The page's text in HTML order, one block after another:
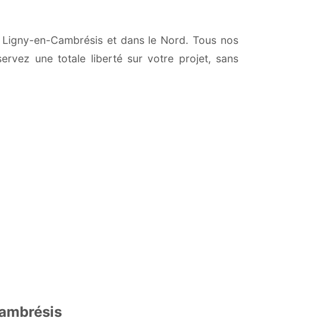
en-Cambrésis et dans le Nord. Tous nos
une totale liberté sur votre projet, sans